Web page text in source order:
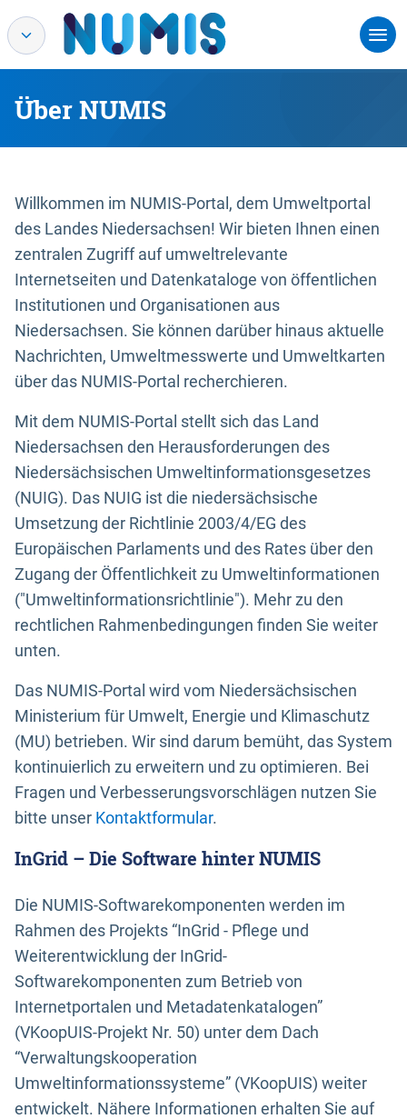
Über NUMIS
Willkommen im NUMIS-Portal, dem Umweltportal
des Landes Niedersachsen! Wir bieten Ihnen einen
zentralen Zugriff auf umweltrelevante
Internetseiten und Datenkataloge von öffentlichen
Institutionen und Organisationen aus
Niedersachsen. Sie können darüber hinaus aktuelle
Nachrichten, Umweltmesswerte und Umweltkarten
über das NUMIS-Portal recherchieren.
Mit dem NUMIS-Portal stellt sich das Land
Niedersachsen den Herausforderungen des
Niedersächsischen Umweltinformationsgesetzes
(NUIG). Das NUIG ist die niedersächsische
Umsetzung der Richtlinie 2003/4/EG des
Europäischen Parlaments und des Rates über den
Zugang der Öffentlichkeit zu Umweltinformationen
("Umweltinformationsrichtlinie"). Mehr zu den
rechtlichen Rahmenbedingungen finden Sie weiter
unten.
Das NUMIS-Portal wird vom Niedersächsischen
Ministerium für Umwelt, Energie und Klimaschutz
(MU) betrieben. Wir sind darum bemüht, das System
kontinuierlich zu erweitern und zu optimieren. Bei
Fragen und Verbesserungsvorschlägen nutzen Sie
bitte unser Kontaktformular.
InGrid – Die Software hinter NUMIS
Die NUMIS-Softwarekomponenten werden im
Rahmen des Projekts “InGrid - Pflege und
Weiterentwicklung der InGrid-
Softwarekomponenten zum Betrieb von
Internetportalen und Metadatenkatalogen”
(VKoopUIS-Projekt Nr. 50) unter dem Dach
“Verwaltungskooperation
Umweltinformationssysteme” (VKoopUIS) weiter
entwickelt. Nähere Informationen erhalten Sie auf